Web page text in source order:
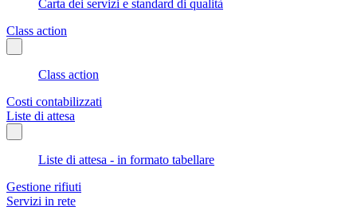
Carta dei servizi e standard di qualità
Class action
Class action
Costi contabilizzati
Liste di attesa
Liste di attesa - in formato tabellare
Gestione rifiuti
Servizi in rete